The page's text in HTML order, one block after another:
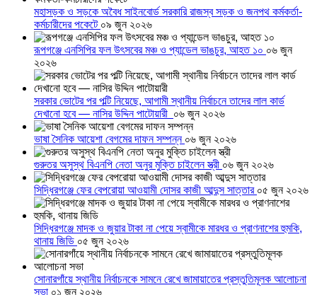
মহাসড়ক ও সড়কে অবৈধ সাইনবোর্ড সরকারি রাজস্ব সড়ক ও জনপথ কর্মকর্তা-
কর্মচারীদের পকেটে ০৯ জুন ২০২৬
রূপগঞ্জে এনসিপির ফল উৎসবের মঞ্চ ও প্যান্ডেল ভাঙচুর, আহত ১০ ০৬ জুন
২০২৬
সরকার ভোটের পর পল্টি নিয়েছে, আগামী স্থানীয় নির্বাচনে তাদের লাল কার্ড
দেখানো হবে — নাসির উদ্দিন পাটোয়ারী ০৬ জুন ২০২৬
ভাষা সৈনিক আয়েশা বেগমের দাফন সম্পন্ন ০৬ জুন ২০২৬
গুরুতর অসুস্থ বিএনপি নেতা অনুর মুক্তি চাইলেন স্ত্রী ০৬ জুন ২০২৬
সিদ্ধিরগঞ্জে ফের বেপরোয়া আওয়ামী দোসর কাজী আব্দুস সাত্তার ০৫ জুন ২০২৬
সিদ্ধিরগঞ্জে মাদক ও জুয়ার টাকা না পেয়ে স্বামীকে মারধর ও প্রাণনাশের হুমকি,
থানায় জিডি ০৫ জুন ২০২৬
সোনারগাঁয়ে স্থানীয় নির্বাচনকে সামনে রেখে জামায়াতের প্রস্তুতিমূলক আলোচনা
সভা ০১ জুন ২০২৬